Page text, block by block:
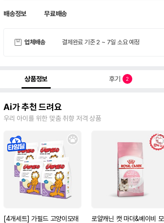
배송정보 무료배송
업체배송 결제완료 기준 2 ~ 7일 소요 예정
상품정보 후기 2
Ai가 추천 드려요
우리 아이를 위한 맞춤 취향 저격 상품
[4개세트] 가필드 고양이모래
로얄캐닌 캣 마더&베이비 모